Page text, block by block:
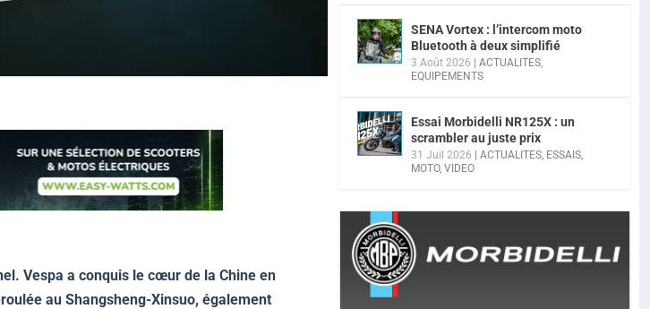
Vespa a conquis le cœur de la Chine en
au Shangsheng-Xinsuo, également
SENA Vortex : l’intercom moto
Bluetooth à deux simplifié
3 Août 2026 | ACTUALITES
EQUIPEMENTS
Essai Morbidelli NR125X : un
scrambler au juste prix
31 Juil 2026 | ACTUALITES ESSAIS
MOTO, VIDEO